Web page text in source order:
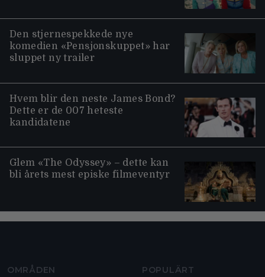
Den stjernespekkede nye
komedien «Pensjonskuppet» har
sluppet ny trailer
Hvem blir den neste James Bond?
Dette er de 007 heteste
kandidatene
Glem «The Odyssey» – dette kan
bli årets mest episke filmeventyr
OMRÅDEN POPULÄRT